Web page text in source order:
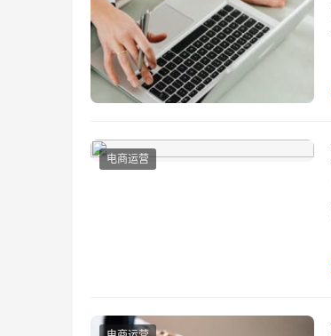
电商运营